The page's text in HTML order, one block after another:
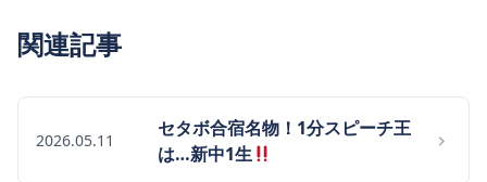
関連記事
2026.05.11
セタボ合宿名物！1分スピーチ王
は…新中1生